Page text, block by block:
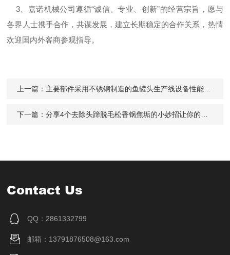
3、嘉诺机械公司遵循“诚信、专业、创新”的经营宗旨，愿与
各界人士携手合作，共谋发展，建立长期稳定的合作关系，热情
欢迎国内外客商参观指导。
上一篇： 主要部件采用不锈钢制造的鱼罐头生产线设备性能如何
下一篇：分享4个去除头蹄脱毛松香锅焦垢的小妙招让你的松香锅光亮如新
Contact Us
QQ：2861332799
邮箱：13791876508@163.com